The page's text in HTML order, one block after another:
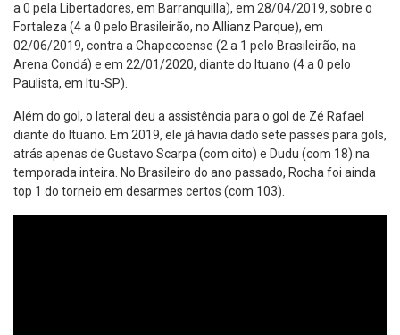
a 0 pela Libertadores, em Barranquilla), em 28/04/2019, sobre o
Fortaleza (4 a 0 pelo Brasileirão, no Allianz Parque), em
02/06/2019, contra a Chapecoense (2 a 1 pelo Brasileirão, na
Arena Condá) e em 22/01/2020, diante do Ituano (4 a 0 pelo
Paulista, em Itu-SP).
Além do gol, o lateral deu a assistência para o gol de Zé Rafael
diante do Ituano. Em 2019, ele já havia dado sete passes para gols,
atrás apenas de Gustavo Scarpa (com oito) e Dudu (com 18) na
temporada inteira. No Brasileiro do ano passado, Rocha foi ainda
top 1 do torneio em desarmes certos (com 103).